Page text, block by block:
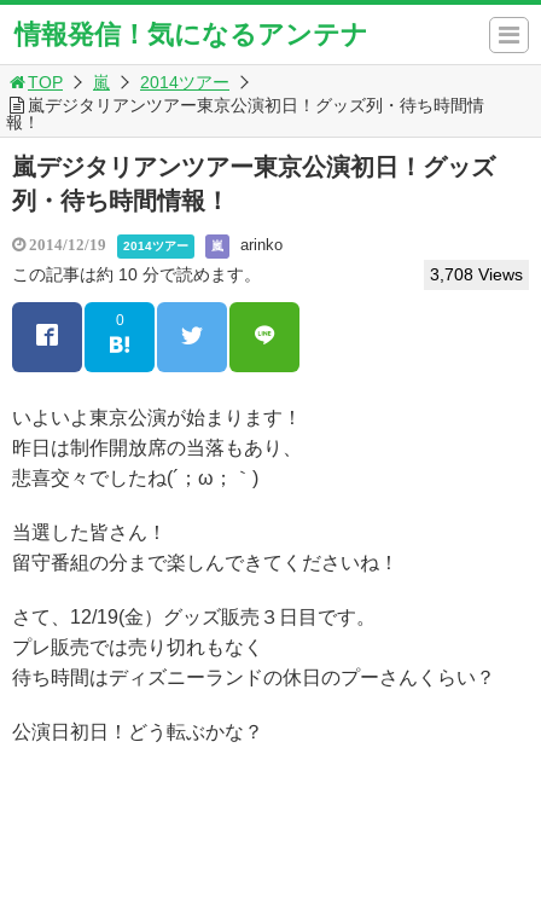
情報発信！気になるアンテナ
TOP 嵐
2014ツアー
嵐デジタリアンツアー東京公演初日！グッズ列・待ち時間情
報！
嵐デジタリアンツアー東京公演初日！グッズ
列・待ち時間情報！
2014/12/19 2014ツアー 嵐 arinko
この記事は約 10 分で読めます。 3,708 Views
0
いよいよ東京公演が始まります！
昨日は制作開放席の当落もあり、
悲喜交々でしたね(´；ω；｀)
当選した皆さん！
留守番組の分まで楽しんできてくださいね！
さて、12/19(金）グッズ販売３日目です。
プレ販売では売り切れもなく
待ち時間はディズニーランドの休日のプーさんくらい？
公演日初日！どう転ぶかな？